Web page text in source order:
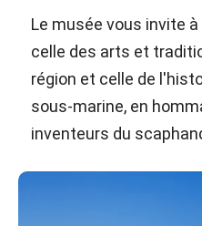
Le musée vous invite
celle des arts et
région et celle de
sous-marine, en
inventeurs du